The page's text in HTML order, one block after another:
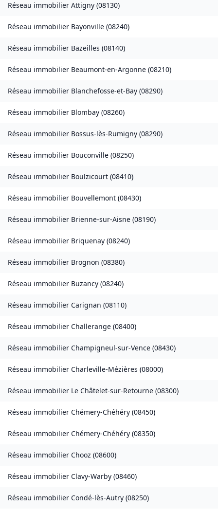
Réseau immobilier Attigny (08130)
Réseau immobilier Bayonville (08240)
Réseau immobilier Bazeilles (08140)
Réseau immobilier Beaumont-en-Argonne (08210)
Réseau immobilier Blanchefosse-et-Bay (08290)
Réseau immobilier Blombay (08260)
Réseau immobilier Bossus-lès-Rumigny (08290)
Réseau immobilier Bouconville (08250)
Réseau immobilier Boulzicourt (08410)
Réseau immobilier Bouvellemont (08430)
Réseau immobilier Brienne-sur-Aisne (08190)
Réseau immobilier Briquenay (08240)
Réseau immobilier Brognon (08380)
Réseau immobilier Buzancy (08240)
Réseau immobilier Carignan (08110)
Réseau immobilier Challerange (08400)
Réseau immobilier Champigneul-sur-Vence (08430)
Réseau immobilier Charleville-Mézières (08000)
Réseau immobilier Le Châtelet-sur-Retourne (08300)
Réseau immobilier Chémery-Chéhéry (08450)
Réseau immobilier Chémery-Chéhéry (08350)
Réseau immobilier Chooz (08600)
Réseau immobilier Clavy-Warby (08460)
Réseau immobilier Condé-lès-Autry (08250)